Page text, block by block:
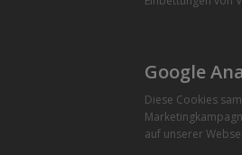
Google
Diese Cookies
auf unserer